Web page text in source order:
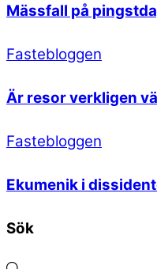
Mässfall på
Fastebloggen
Är resor verkligen
Fastebloggen
Ekumenik i
Sök